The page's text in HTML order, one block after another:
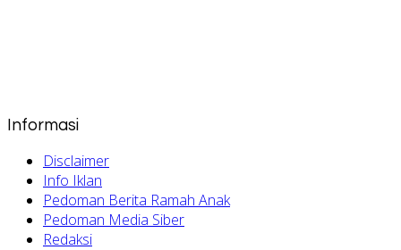
Informasi
Disclaimer
Info Iklan
Pedoman Berita Ramah Anak
Pedoman Media Siber
Redaksi